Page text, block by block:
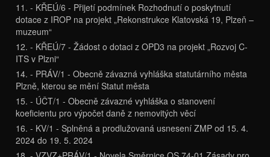
11. - KŘEÚ/6 - Přijetí podmínek Rozhodnutí o poskytnutí
dotace z IROP na projekt „Rekonstrukce Klatovská 19, Plzeň –
muzeum“
12. - KŘEÚ/7 - Žádost o dotaci z OPD3 na projekt „Rozvoj C-
ITS v Plzni“
14. - PRÁV/1 - Obecně závazná vyhláška statutárního města
Plzně, kterou se mění Statut města
15. - ÚČT/1 - Obecně závazné vyhláška o stanovení
koeficientu pro výpočet daně z nemovitých věcí
16. - KV/1 - Splněná a prodlužovaná usnesení ZMP od 15. 4.
2024 do 19. 5. 2024